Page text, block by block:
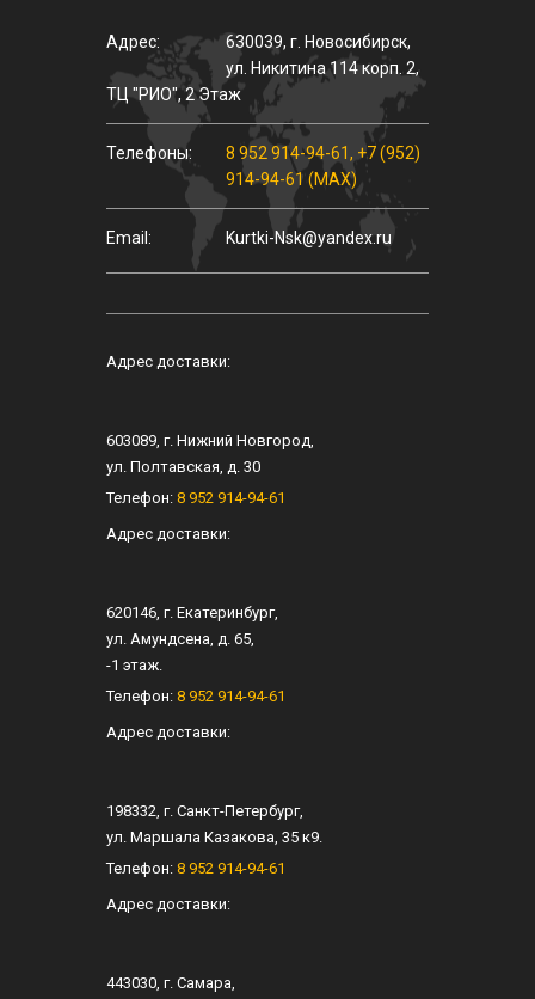
Адрес: 630039, г. Новосибирск,
ул. Никитина 114 корп. 2,
ТЦ "РИО", 2 Этаж
Телефоны: 8 952 914-94-61, +7 (952)
914-94-61 (MAX)
Email: Kurtki-Nsk@yandex.ru
Адрес доставки:
603089, г. Нижний Новгород,
ул. Полтавская, д. 30
Телефон: 8 952 914-94-61
Адрес доставки:
620146, г. Екатеринбург,
ул. Амундсена, д. 65,
-1 этаж.
Телефон: 8 952 914-94-61
Адрес доставки:
198332, г. Санкт-Петербург,
ул. Маршала Казакова, 35 к9.
Телефон: 8 952 914-94-61
Адрес доставки:
443030, г. Самара,